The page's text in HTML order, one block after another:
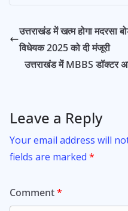
b
o
o
s
A
p
er l
उत्तराखंड में खत्म होगा मदरसा
विधेयक 2025 को दी मंजूरी
उत्तराखंड में MBBS डॉक्टर
Leave a Reply
Your email address will
fields are marked *
Comment*